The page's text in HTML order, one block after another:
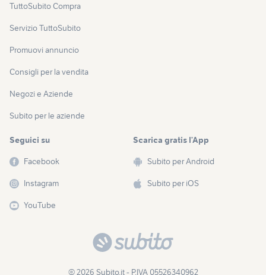
TuttoSubito Compra
Servizio TuttoSubito
Promuovi annuncio
Consigli per la vendita
Negozi e Aziende
Subito per le aziende
Seguici su
Facebook
Instagram
YouTube
Scarica gratis l’App
Subito per Android
Subito per iOS
© 2026 Subito.it - P.IVA 05526340962